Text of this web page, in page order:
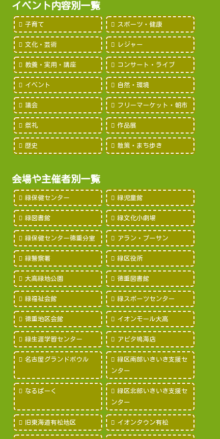
イベント内容別一覧
子育て スポーツ・健康
文化・芸術 レジャー
教養・実用・講座 コンサート・ライブ
イベント 自然・環境
議会 フリーマーケット・朝市
祭礼 作品展
歴史 散策・まち歩き
会場や主催者別一覧
緑保健センター 緑児童館
緑図書館 緑文化小劇場
緑保健センター徳重分室 アラン・プーサン
緑警察署 緑区役所
大高緑地公園 徳重図書館
緑福祉会館 緑スポーツセンター
徳重地区会館 イオンモール大高
緑生涯学習センター アピタ鳴海店
名古屋グランドボウル
緑区南部いきいき支援セ
ンター
なるぱーく
緑区北部いきいき支援セ
ンター
旧東海道有松地区 イオンタウン有松